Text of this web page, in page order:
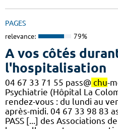
PAGES
relevance: 79%
A vos côtés
l'hospitalisation
04 67 33 71 55 pass@ chu-
Psychiatrie (Hôpital La
rendez-vous : du lundi au
après-midi. 04 67 33 98 83
PASS [...] des Associations